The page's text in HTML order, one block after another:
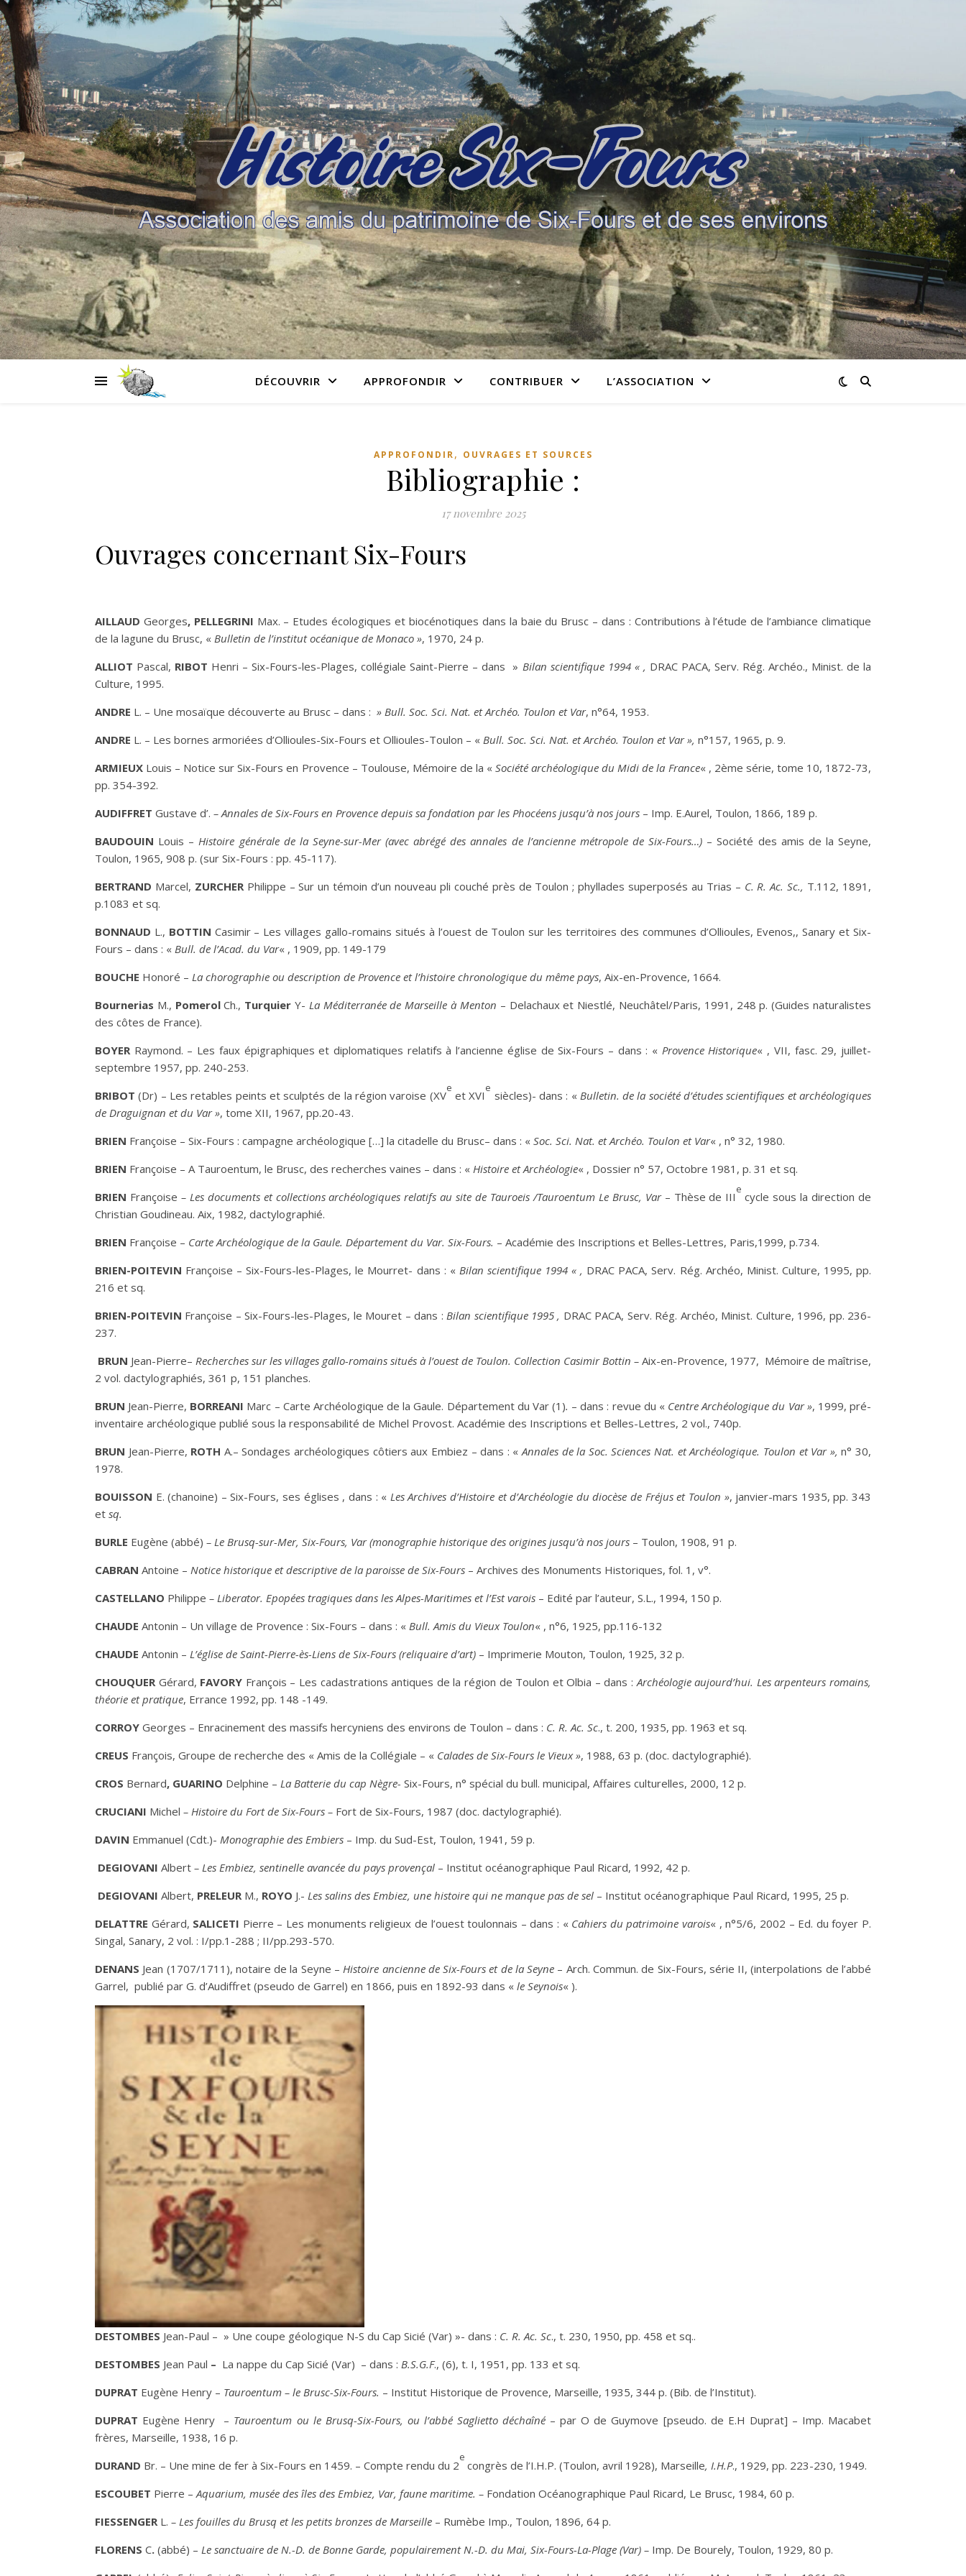
DÉCOUVRIR APPROFONDIR CONTRIBUER L’ASSOCIATION
APPROFONDIR, OUVRAGES ET SOURCES
Bibliographie :
17 novembre 2025
Ouvrages concernant Six-Fours
AILLAUD Georges, PELLEGRINI Max. – Etudes écologiques et biocénotiques dans la baie du Brusc – dans : Contributions à l’étude de l’ambiance climatique
de la lagune du Brusc, « Bulletin de l’institut océanique de Monaco », 1970, 24 p.
ALLIOT Pascal, RIBOT Henri – Six-Fours-les-Plages, collégiale Saint-Pierre – dans » Bilan scientifique 1994 « , DRAC PACA, Serv. Rég. Archéo., Minist. de la
Culture, 1995.
ANDRE L. – Une mosaïque découverte au Brusc – dans : » Bull. Soc. Sci. Nat. et Archéo. Toulon et Var, n°64, 1953.
ANDRE L. – Les bornes armoriées d’Ollioules-Six-Fours et Ollioules-Toulon – « Bull. Soc. Sci. Nat. et Archéo. Toulon et Var », n°157, 1965, p. 9.
ARMIEUX Louis – Notice sur Six-Fours en Provence – Toulouse, Mémoire de la «Société archéologique du Midi de la France« , 2ème série, tome 10, 1872-73,
pp. 354-392.
AUDIFFRET Gustave d’. – Annales de Six-Fours en Provence depuis sa fondation par les Phocéens jusqu’à nos jours – Imp. E.Aurel, Toulon, 1866, 189 p.
BAUDOUIN Louis –Histoire générale de la Seyne-sur-Mer (avec abrégé des annales de l’ancienne métropole de Six-Fours…) – Société des amis de la Seyne,
Toulon, 1965, 908 p. (sur Six-Fours : pp. 45-117).
BERTRAND Marcel, ZURCHER Philippe – Sur un témoin d’un nouveau pli couché près de Toulon ; phyllades superposés au Trias – C. R. Ac. Sc., T.112, 1891,
p.1083 et sq.
BONNAUD L., BOTTIN Casimir – Les villages gallo-romains situés à l’ouest de Toulon sur les territoires des communes d’Ollioules, Evenos,, Sanary et Six-
Fours – dans : « Bull. de l’Acad. du Var« , 1909, pp. 149-179
BOUCHE Honoré – La chorographie ou description de Provence et l’histoire chronologique du même pays, Aix-en-Provence, 1664.
Bournerias M., PomerolCh., Turquier Y- La Méditerranée de Marseille à Menton – Delachaux et Niestlé, Neuchâtel/Paris, 1991, 248 p. (Guides naturalistes
des côtes de France).
BOYERRaymond. – Les faux épigraphiques et diplomatiques relatifs à l’ancienne église de Six-Fours – dans : « Provence Historique« , VII, fasc. 29, juillet-
septembre 1957, pp. 240-253.
BRIBOT (Dr) – Les retables peints et sculptés de la région varoise (XV
e
et XVI
e
siècles)- dans : « Bulletin. de la société d’études scientifiques et archéologiques
de Draguignan et du Var », tome XII, 1967, pp.20-43.
BRIEN Françoise – Six-Fours : campagne archéologique […] la citadelle du Brusc– dans : « Soc. Sci. Nat. et Archéo. Toulon et Var« , n° 32, 1980.
BRIEN Françoise – A Tauroentum, le Brusc, des recherches vaines – dans : « Histoire et Archéologie« , Dossier n° 57, Octobre 1981, p. 31 et sq.
BRIEN Françoise – Les documents et collections archéologiques relatifs au site de Tauroeis /Tauroentum Le Brusc, Var– Thèse de III
e
cycle sous la direction de
Christian Goudineau. Aix, 1982, dactylographié.
BRIEN Françoise – Carte Archéologique de la Gaule. Département du Var. Six-Fours. – Académie des Inscriptions et Belles-Lettres, Paris,1999, p.734.
BRIEN-POITEVIN Françoise – Six-Fours-les-Plages, le Mourret- dans : « Bilan scientifique 1994 « , DRAC PACA, Serv. Rég. Archéo, Minist. Culture, 1995, pp.
216 et sq.
BRIEN-POITEVIN Françoise – Six-Fours-les-Plages, le Mouret – dans :Bilan scientifique 1995 , DRAC PACA, Serv. Rég. Archéo, Minist. Culture, 1996, pp. 236-
237.
BRUN Jean-Pierre– Recherches sur les villages gallo-romains situés à l’ouest de Toulon. Collection Casimir Bottin – Aix-en-Provence, 1977, Mémoire de maîtrise,
2 vol. dactylographiés, 361 p, 151 planches.
BRUN Jean-Pierre, BORREANI Marc – Carte Archéologique de la Gaule. Département du Var (1). – dans : revue du « Centre Archéologique du Var », 1999, pré-
inventaire archéologique publié sous la responsabilité de Michel Provost. Académie des Inscriptions et Belles-Lettres, 2 vol., 740p.
BRUN Jean-Pierre, ROTH A.– Sondages archéologiques côtiers aux Embiez – dans : «Annales de la Soc. Sciences Nat. et Archéologique. Toulon et Var », n° 30,
1978.
BOUISSON E. (chanoine) – Six-Fours, ses églises , dans : « Les Archives d’Histoire et d’Archéologie du diocèse de Fréjus et Toulon », janvier-mars 1935, pp. 343
et sq.
BURLE Eugène (abbé) – Le Brusq-sur-Mer, Six-Fours, Var (monographie historique des origines jusqu’à nos jours – Toulon, 1908, 91 p.
CABRAN Antoine – Notice historique et descriptive de la paroisse de Six-Fours – Archives des Monuments Historiques, fol. 1, v°.
CASTELLANO Philippe – Liberator. Epopées tragiques dans les Alpes-Maritimes et l’Est varois – Edité par l’auteur, S.L., 1994, 150 p.
CHAUDE Antonin – Un village de Provence : Six-Fours – dans : « Bull. Amis du Vieux Toulon« , n°6, 1925, pp.116-132
CHAUDE Antonin – L’église de Saint-Pierre-ès-Liens de Six-Fours (reliquaire d’art) – Imprimerie Mouton, Toulon, 1925, 32 p.
CHOUQUERGérard, FAVORY François – Les cadastrations antiques de la région de Toulon et Olbia – dans :Archéologie aujourd’hui. Les arpenteurs romains,
théorie et pratique, Errance 1992, pp. 148 -149.
CORROY Georges – Enracinement des massifs hercyniens des environs de Toulon – dans : C. R. Ac. Sc., t. 200, 1935, pp. 1963 et sq.
CREUS François, Groupe de recherche des « Amis de la Collégiale – « Calades de Six-Fours le Vieux », 1988, 63 p. (doc. dactylographié).
CROS Bernard, GUARINO Delphine – La Batterie du cap Nègre- Six-Fours, n° spécial du bull. municipal, Affaires culturelles, 2000, 12 p.
CRUCIANI Michel – Histoire du Fort de Six-Fours – Fort de Six-Fours, 1987 (doc. dactylographié).
DAVIN Emmanuel (Cdt.)- Monographie des Embiers – Imp. du Sud-Est, Toulon, 1941, 59 p.
DEGIOVANI Albert – Les Embiez, sentinelle avancée du pays provençal – Institut océanographique Paul Ricard, 1992, 42 p.
DEGIOVANI Albert, PRELEURM., ROYO J.- Les salins des Embiez, une histoire qui ne manque pas de sel – Institut océanographique Paul Ricard, 1995, 25 p.
DELATTRE Gérard, SALICETI Pierre – Les monuments religieux de l’ouest toulonnais – dans : « Cahiers du patrimoine varois« , n°5/6, 2002 – Ed. du foyer P.
Singal, Sanary, 2 vol. : I/pp.1-288 ; II/pp.293-570.
DENANS Jean (1707/1711), notaire de la Seyne –Histoire ancienne de Six-Fours et de la Seyne – Arch. Commun. de Six-Fours, série II, (interpolations de l’abbé
Garrel, publié par G. d’Audiffret (pseudo de Garrel) en 1866, puis en 1892-93 dans « le Seynois« ).
DESTOMBES Jean-Paul – » Une coupe géologique N-S du Cap Sicié (Var) »- dans : C. R. Ac. Sc., t. 230, 1950, pp. 458 et sq..
DESTOMBES Jean Paul – La nappe du Cap Sicié (Var) – dans : B.S.G.F., (6), t. I, 1951, pp. 133 et sq.
DUPRAT Eugène Henry – Tauroentum – le Brusc-Six-Fours. – Institut Historique de Provence, Marseille, 1935, 344 p. (Bib. de l’Institut).
DUPRAT Eugène Henry – Tauroentum ou le Brusq-Six-Fours, ou l’abbé Saglietto déchaîné – par O de Guymove [pseudo. de E.H Duprat] – Imp. Macabet
frères, Marseille, 1938, 16 p.
DURAND Br. – Une mine de fer à Six-Fours en 1459. – Compte rendu du 2
e
congrès de l’I.H.P. (Toulon, avril 1928), Marseille, I.H.P., 1929, pp. 223-230, 1949.
ESCOUBET Pierre – Aquarium, musée des îles des Embiez, Var, faune maritime. – Fondation Océanographique Paul Ricard, Le Brusc, 1984, 60 p.
FIESSENGER L. – Les fouilles du Brusq et les petits bronzes de Marseille – Rumèbe Imp., Toulon, 1896, 64 p.
FLORENS C. (abbé) – Le sanctuaire de N.-D. de Bonne Garde, populairement N.-D. du Mai, Six-Fours-La-Plage (Var) – Imp. De Bourely, Toulon, 1929, 80 p.